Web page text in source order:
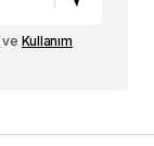
ve Kullanım